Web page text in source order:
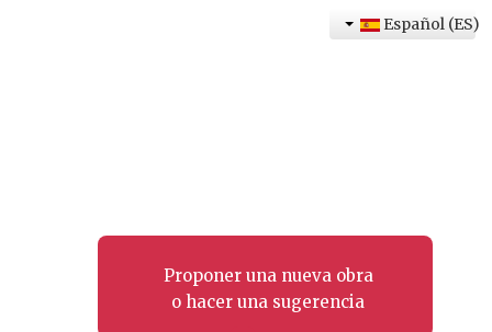
Proponer una nueva obra
o hacer una sugerencia
Español (ES)